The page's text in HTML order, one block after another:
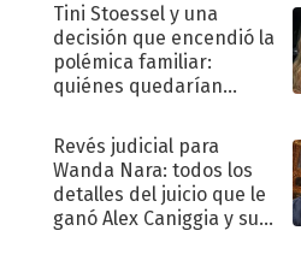
Tini Stoessel y una
decisión que encendió la
polémica familiar:
quiénes quedarían
Revés judicial para
Wanda Nara: todos los
detalles del juicio que le
ganó Alex Caniggia y sus